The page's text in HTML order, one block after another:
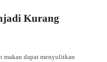
Kurang
makan dapat menyulitkan